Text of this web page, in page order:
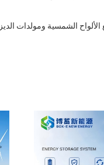
الشمسية ومولدات